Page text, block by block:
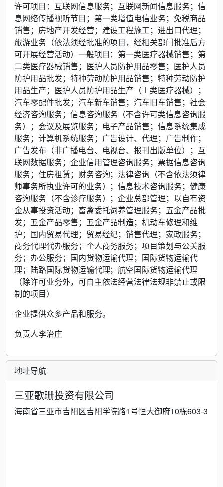
许可项目：互联网信息服务；互联网新闻信息服务；信
息网络传播视听节目；第一类增值电信业务；免税商品
销售；房地产开发经营；建设工程施工；进出口代理；
旅游业务（依法须经批准的项目，经相关部门批准后方
可开展经营活动）一般项目：第一类医疗器械销售；第
二类医疗器械销售；医护人员防护用品零售；医护人员
防护用品批发；特种劳动防护用品销售；特种劳动防护
用品生产；医护人员防护用品生产（Ⅰ类医疗器械）；
汽车零配件批发；汽车新车销售；汽车旧车销售；社会
经济咨询服务；信息咨询服务（不含许可类信息咨询服
务）；会议及展览服务；电子产品销售；信息系统集成
服务；计算机系统服务；广告设计、代理；广告制作；
广告发布（非广播电台、电视台、报刊出版单位）；互
联网数据服务；企业信用管理咨询服务；票据信息咨询
服务；住房租赁；财务咨询；法律咨询（不含依法须律
师事务所执业许可的业务）；信息技术咨询服务；健康
咨询服务（不含诊疗服务）；企业总部管理；以自有资
金从事投资活动；畜禽委托饲养管理服务；五金产品批
发；五金产品零售；五金产品制造；机动车修理和维
护；国内贸易代理；贸易经纪；销售代理；家政服务；
商务代理代办服务；个人商务服务；项目策划与公关服
务；办公服务；国内货物运输代理；国际货物运输代
理；陆路国际货物运输代理；航空国际货物运输代理
（除许可业务外，可自主依法经营法律法规非禁止或限
制的项目）
企业提供众多产品和服务。
负责人李治庄
地址导航
三亚歌珊投资有限公司
海南省三亚市吉阳区吉阳学院路1号恒大御府10栋603-3